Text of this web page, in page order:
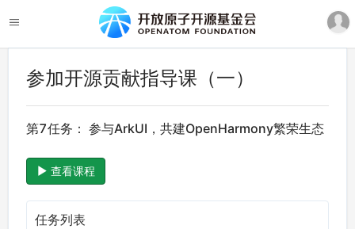
参加开源贡献指导课（一）
第7任务： 参与ArkUI，共建OpenHarmony繁荣生态
查看课程
任务列表